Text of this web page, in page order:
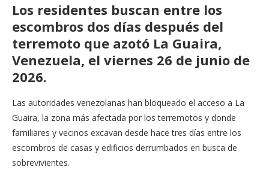
Los residentes buscan entre los
escombros dos días después del
terremoto que azotó La Guaira,
Venezuela, el viernes 26 de junio de
2026.
Las autoridades venezolanas han bloqueado el acceso a La
Guaira, la zona más afectada por los terremotos y donde
familiares y vecinos excavan desde hace tres días entre los
escombros de casas y edificios derrumbados en busca de
sobrevivientes.